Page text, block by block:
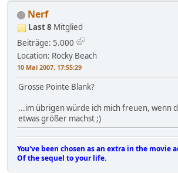
Nerf
Last 8 Mitglied
Beiträge: 5.000
Location: Rocky Beach
10 Mai 2007, 17:55:29
Grosse Pointe Blank?
...im übrigen würde ich mich freuen, wenn
etwas größer machst ;)
You've been chosen as an extra in the movie
Of the sequel to your life.